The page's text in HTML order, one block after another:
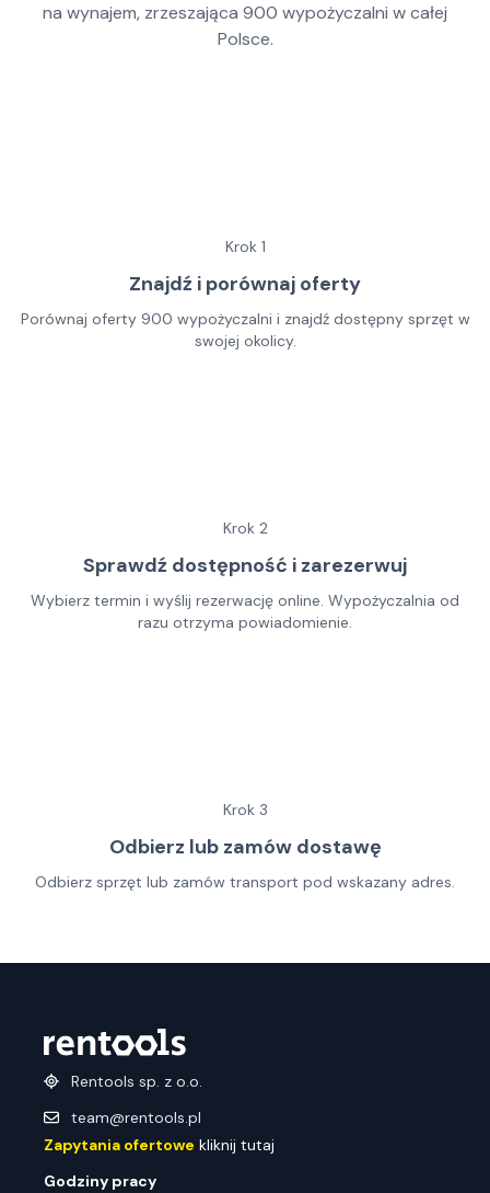
na wynajem, zrzeszająca 900 wypożyczalni w całej
Polsce.
Krok 1
Znajdź i porównaj oferty
Porównaj oferty 900 wypożyczalni i znajdź dostępny sprzęt w
swojej okolicy.
Krok 2
Sprawdź dostępność i zarezerwuj
Wybierz termin i wyślij rezerwację online. Wypożyczalnia od
razu otrzyma powiadomienie.
Krok 3
Odbierz lub zamów dostawę
Odbierz sprzęt lub zamów transport pod wskazany adres.
Rentools sp. z o.o.
team@rentools.pl
Zapytania ofertowe kliknij tutaj
Godziny pracy